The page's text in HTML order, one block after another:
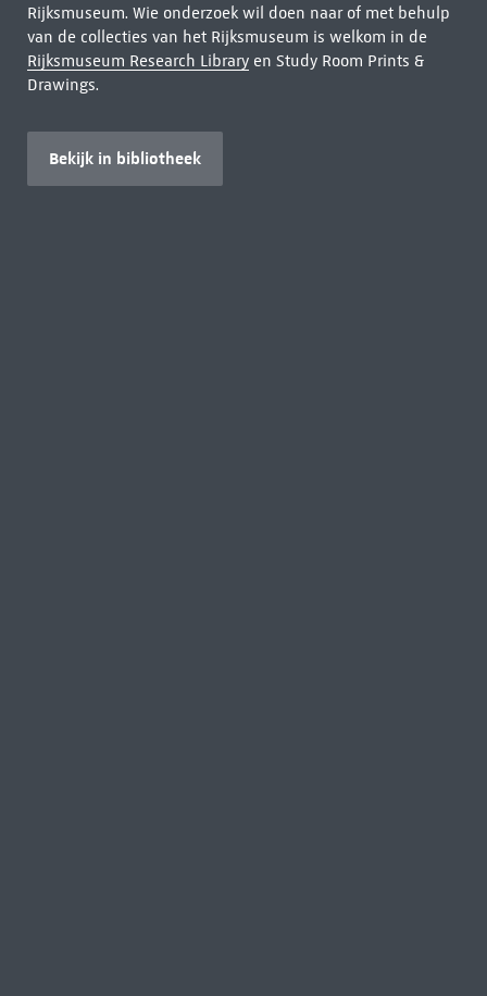
Rijksmuseum. Wie onderzoek wil doen naar of met behulp
van de collecties van het Rijksmuseum is welkom in de
Rijksmuseum Research Libraryen Study Room Prints &
Drawings.
Bekijk in bibliotheek